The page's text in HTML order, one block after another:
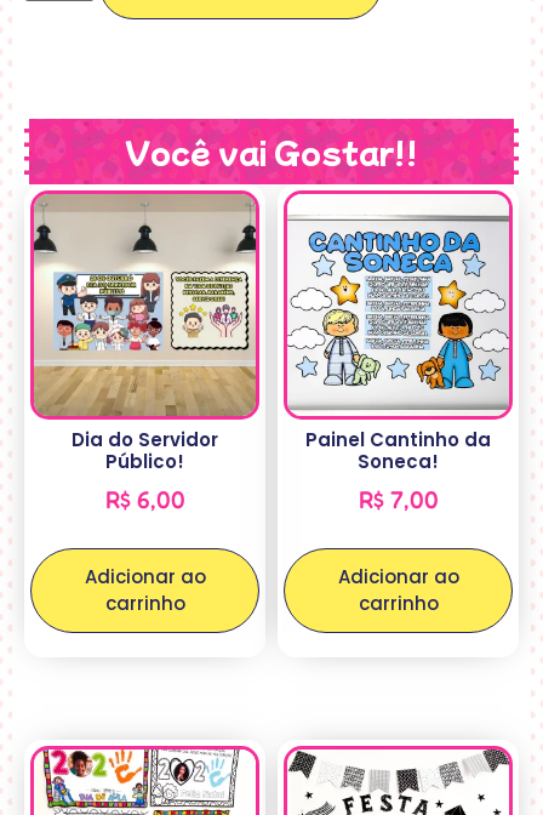
Você vai Gostar!!
Dia do Servidor
Público!
R$6,00
Adicionar ao
carrinho
Painel Cantinho da
Soneca!
R$7,00
Adicionar ao
carrinho